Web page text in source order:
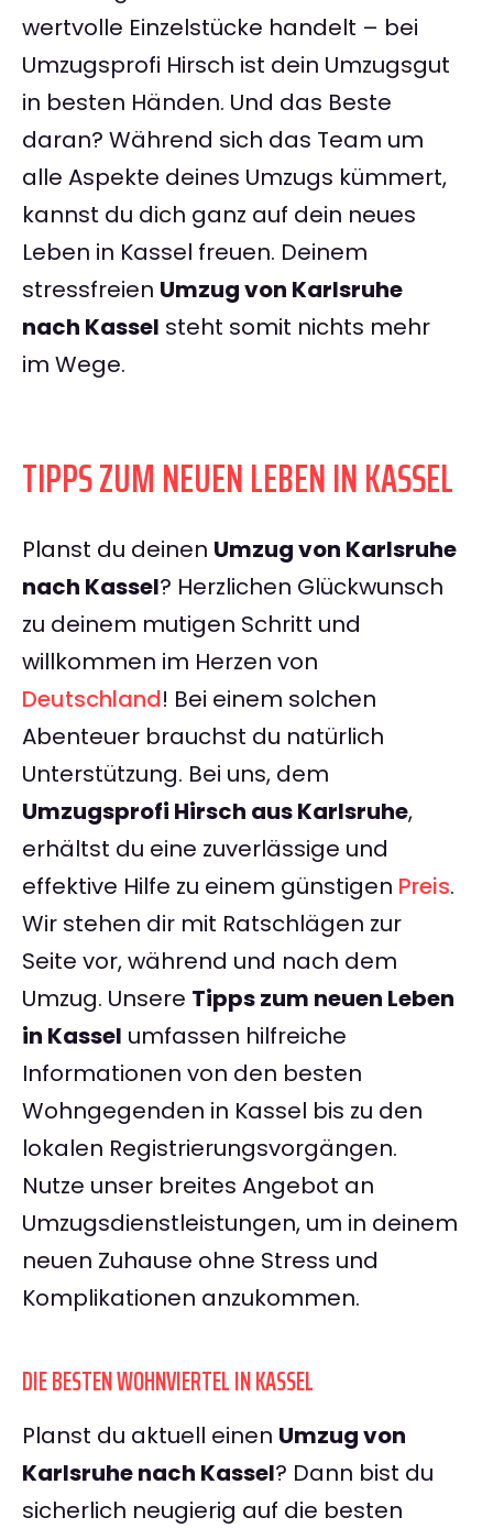
wertvolle Einzelstücke handelt – bei
Umzugsprofi Hirsch ist dein Umzugsgut
in besten Händen. Und das Beste
daran? Während sich das Team um
alle Aspekte deines Umzugs kümmert,
kannst du dich ganz auf dein neues
Leben in Kassel freuen. Deinem
stressfreien Umzug von Karlsruhe
nach Kassel steht somit nichts mehr
im Wege.
TIPPS ZUM NEUEN LEBEN IN KASSEL
Planst du deinen Umzug von Karlsruhe
nach Kassel? Herzlichen Glückwunsch
zu deinem mutigen Schritt und
willkommen im Herzen von
Deutschland! Bei einem solchen
Abenteuer brauchst du natürlich
Unterstützung. Bei uns, dem
Umzugsprofi Hirsch aus Karlsruhe,
erhältst du eine zuverlässige und
effektive Hilfe zu einem günstigen Preis.
Wir stehen dir mit Ratschlägen zur
Seite vor, während und nach dem
Umzug. Unsere Tipps zum neuen Leben
in Kassel umfassen hilfreiche
Informationen von den besten
Wohngegenden in Kassel bis zu den
lokalen Registrierungsvorgängen.
Nutze unser breites Angebot an
Umzugsdienstleistungen, um in deinem
neuen Zuhause ohne Stress und
Komplikationen anzukommen.
DIE BESTEN WOHNVIERTEL IN KASSEL
Planst du aktuell einen Umzug von
Karlsruhe nach Kassel? Dann bist du
sicherlich neugierig auf die besten